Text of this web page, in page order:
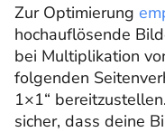
Zur Optimierung
hochauflösende
bei Multiplikation
folgenden
1×1“
sicher, dass deine